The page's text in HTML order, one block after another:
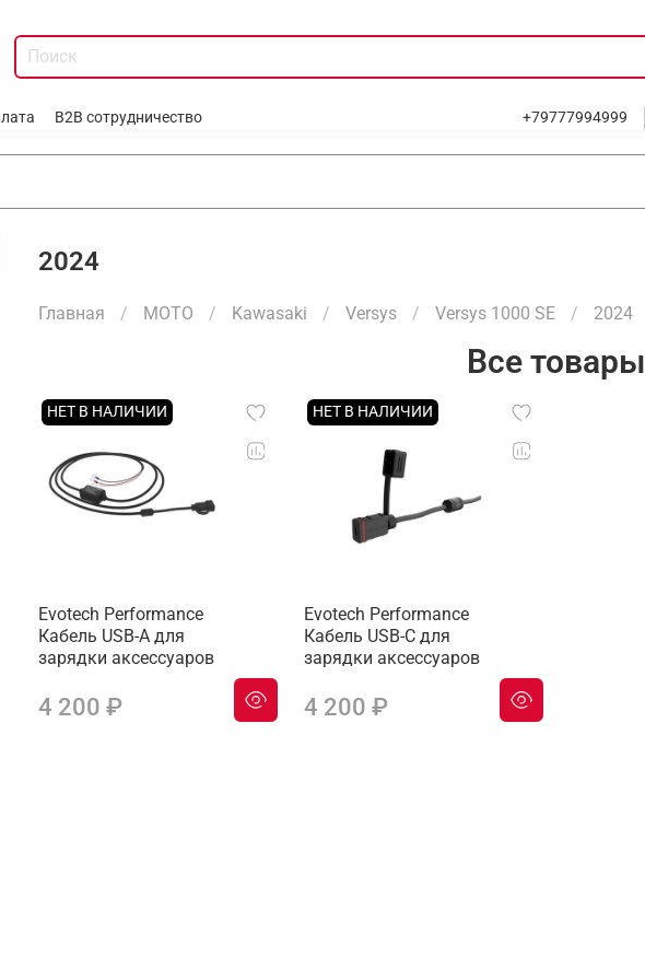
B2B сотрудничество +79777994999
2024
Главная МОТО Kawasaki Versys Versys 1000 SE 2024
Все товары
НЕТ В НАЛИЧИИ
Evotech Performance
Кабель USB-A для
зарядки аксессуаров
4 200 ₽
НЕТ В НАЛИЧИИ
Evotech Performance
Кабель USB-C для
зарядки аксессуаров
4 200 ₽